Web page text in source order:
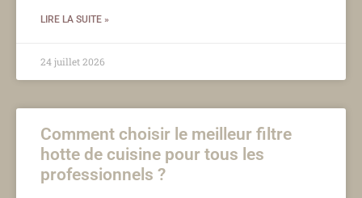
LIRE LA SUITE »
24 juillet 2026
Comment choisir le meilleur filtre
hotte de cuisine pour tous les
professionnels ?